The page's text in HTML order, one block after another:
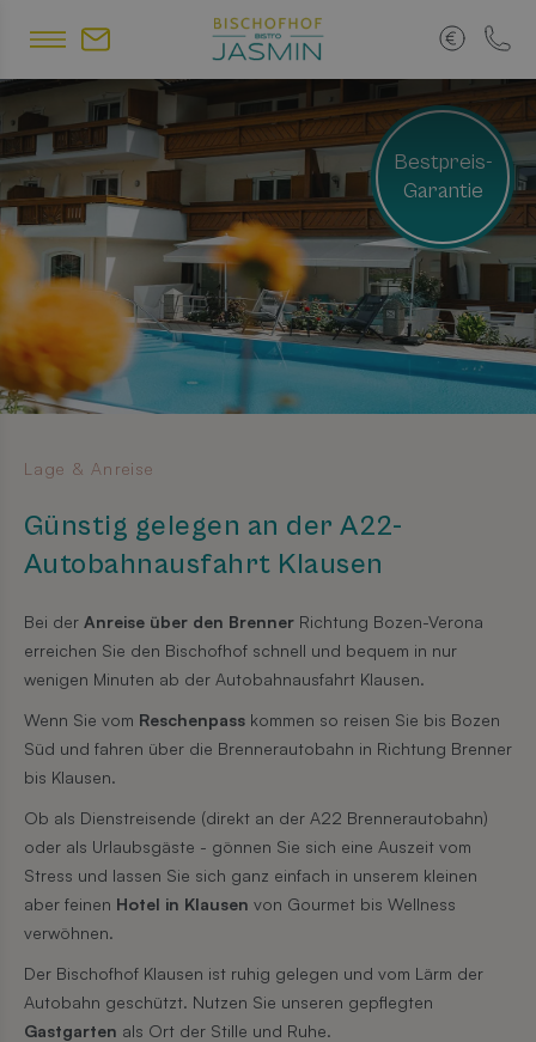
Bestpreis-
Garantie
Lage & Anreise
Günstig gelegen an der A22-
Autobahnausfahrt Klausen
Bei der Anreise über den Brenner Richtung Bozen-Verona
erreichen Sie den Bischofhof schnell und bequem in nur
wenigen Minuten ab der Autobahnausfahrt Klausen.
Wenn Sie vom Reschenpass kommen so reisen Sie bis Bozen
Süd und fahren über die Brennerautobahn in Richtung Brenner
bis Klausen.
Ob als Dienstreisende (direkt an der A22 Brennerautobahn)
oder als Urlaubsgäste - gönnen Sie sich eine Auszeit vom
Stress und lassen Sie sich ganz einfach in unserem kleinen
aber feinen Hotel in Klausen von Gourmet bis Wellness
verwöhnen.
Der Bischofhof Klausen ist ruhig gelegen und vom Lärm der
Autobahn geschützt. Nutzen Sie unseren gepflegten
Gastgarten als Ort der Stille und Ruhe.